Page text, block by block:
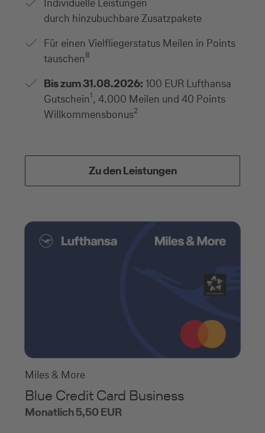
durch hinzubuchbare Zusatzpakete
Für einen Vielfliegerstatus Meilen in Points
tauschen8
Bis zum 31.08.2026: 100 EUR Lufthansa
Gutschein1, 4.000 Meilen und 40 Points
Willkommensbonus2
Zu den Leistungen
Miles & More
Blue Credit Card Business
Monatlich 5,50 EUR